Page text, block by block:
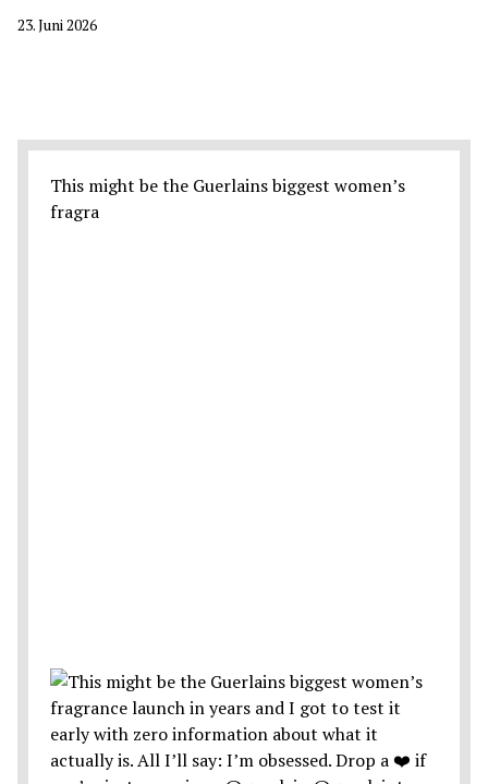
23. Juni 2026
This might be the Guerlains biggest women’s
fragra